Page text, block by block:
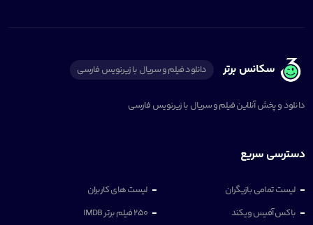
سکانس برتر دانلود فیلم و سریال با زیرنویس فارسی
دانلود و پخش آنلاین فیلم و سریال با زیرنویس فارسی
دسترسی سریع
لیست تمامی بازیگران
لیست های کاربران
باکس آفیس ویکند
250 فیلم برتر IMDB